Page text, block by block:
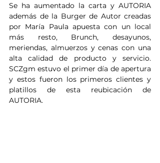
Se ha aumentado la carta y AUTORIA
además de la Burger de Autor creadas
por María Paula apuesta con un local
más resto, Brunch, desayunos,
meriendas, almuerzos y cenas con una
alta calidad de producto y servicio.
SCZgm estuvo el primer día de apertura
y estos fueron los primeros clientes y
platillos de esta reubicación de
AUTORIA.